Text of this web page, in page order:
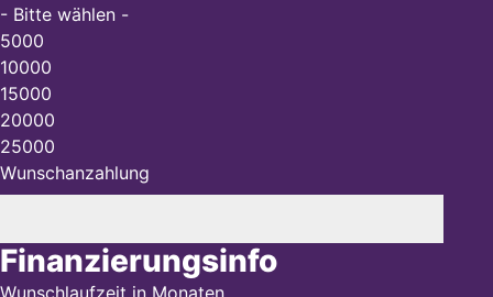
- Bitte wählen -
5000
10000
15000
20000
25000
Wunschanzahlung
Finanzierungsinfo
Wunschlaufzeit in Monaten